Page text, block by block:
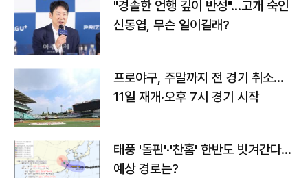
"경솔한 언행 깊이 반성"…고개 숙인
신동엽, 무슨 일이길래?
프로야구, 주말까지 전 경기 취소…
11일 재개·오후 7시 경기 시작
태풍 '돌핀'·'찬홈' 한반도 빗겨간다…
예상 경로는?